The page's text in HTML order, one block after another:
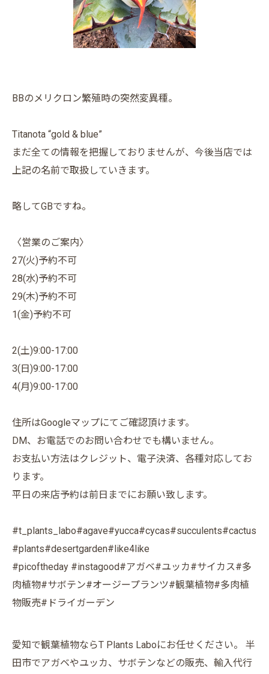
BBのメリクロン繁殖時の突然変異種。
Titanota “gold & blue”
まだ全ての情報を把握しておりませんが、今後当店では
上記の名前で取扱していきます。
略してGBですね。
〈営業のご案内〉
27(火)予約不可
28(水)予約不可
29(木)予約不可
1(金)予約不可
2(土)9:00-17:00
3(日)9:00-17:00
4(月)9:00-17:00
住所はGoogleマップにてご確認頂けます。
DM、お電話でのお問い合わせでも構いません。
お支払い方法はクレジット、電子決済、各種対応してお
ります。
平日の来店予約は前日までにお願い致します。
#t_plants_labo#agave#yucca#cycas#succulents#cactus
#plants#desertgarden#like4like
#picoftheday #instagood#アガベ#ユッカ#サイカス#多
肉植物#サボテン#オージープランツ#観葉植物#多肉植
物販売#ドライガーデン
愛知で観葉植物ならT Plants Laboにお任せください。 半
田市でアガベやユッカ、サボテンなどの販売、輸入代行